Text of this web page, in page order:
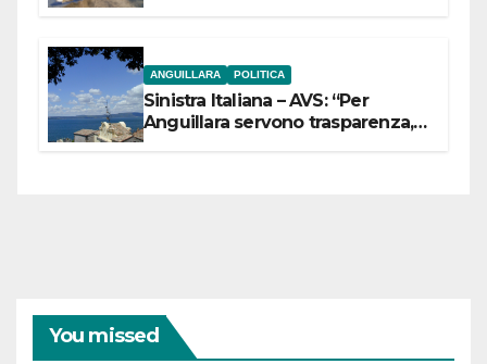
ANGUILLARA POLITICA
Sinistra Italiana – AVS: “Per
Anguillara servono trasparenza,
You missed